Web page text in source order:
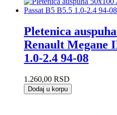
Pletenica
Renault Megane
1.0-2.4 94-08
1.260,00 RSD
Dodaj u korpu